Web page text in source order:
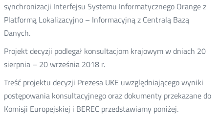
synchronizacji Interfejsu Systemu Informatycznego Orange z
Platformą Lokalizacyjno – Informacyjną z Centralą Bazą
Danych.
Projekt decyzji podlegał konsultacjom krajowym w dniach 20
sierpnia – 20 września 2018 r.
Treść projektu decyzji Prezesa UKE uwzględniającego wyniki
postępowania konsultacyjnego oraz dokumenty przekazane do
Komisji Europejskiej i BEREC przedstawiamy poniżej.